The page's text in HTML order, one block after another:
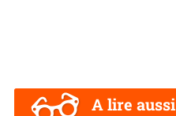
A lire aussi